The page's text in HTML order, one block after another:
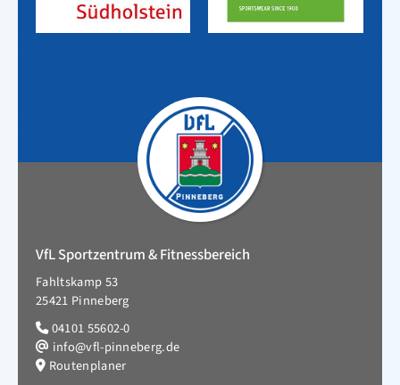
VfL Sportzentrum & Fitnessbereich
Fahltskamp 53
25421 Pinneberg
04101 55602-0
info@vfl-pinneberg.de
Routenplaner